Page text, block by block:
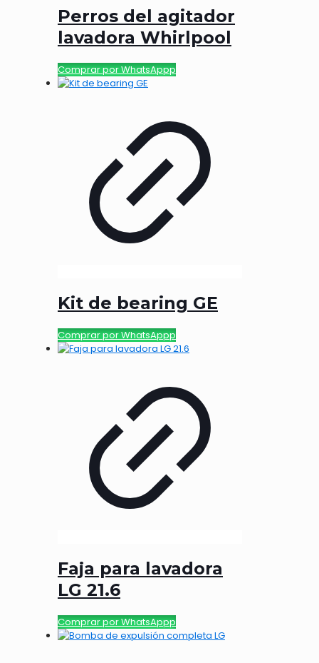
Perros del agitador
lavadora Whirlpool
Comprar por WhatsAppp
Kit de bearing GE
Comprar por WhatsAppp
Faja para lavadora
LG 21.6
Comprar por WhatsAppp